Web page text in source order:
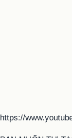
https://